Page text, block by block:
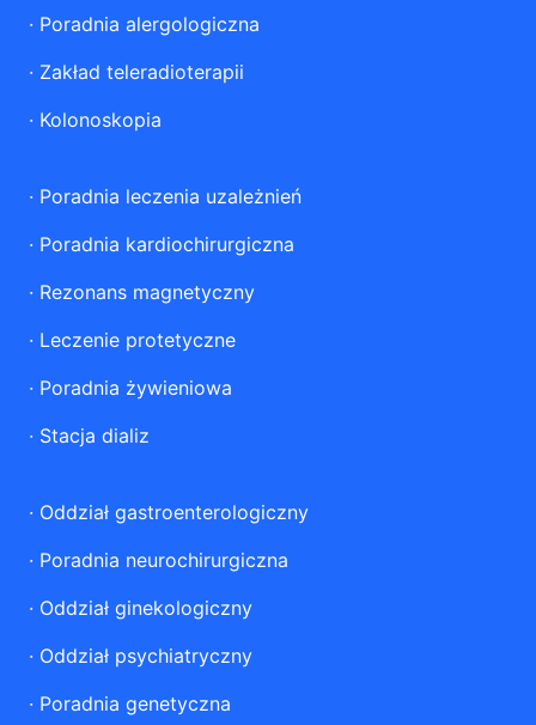
· Poradnia alergologiczna
· Zakład teleradioterapii
· Kolonoskopia
· Poradnia leczenia uzależnień
· Poradnia kardiochirurgiczna
· Rezonans magnetyczny
· Leczenie protetyczne
· Poradnia żywieniowa
· Stacja dializ
· Oddział gastroenterologiczny
· Poradnia neurochirurgiczna
· Oddział ginekologiczny
· Oddział psychiatryczny
· Poradnia genetyczna